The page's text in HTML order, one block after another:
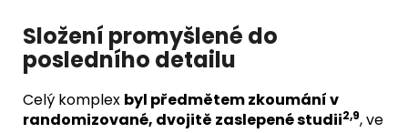
Složení promyšlené do
posledního detailu
Celý komplex byl předmětem zkoumání v
randomizované, dvojitě zaslepené studii2,9, ve